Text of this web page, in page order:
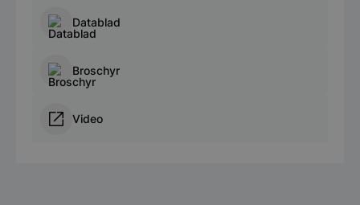
Datablad
Broschyr
Video
pys_session_limit
Privacy Policy